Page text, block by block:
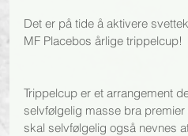
Det er på tide å aktivere
MF Placebos årlige trippelcup!
Trippelcup er et arrangement
selvfølgelig masse bra
skal selvfølgelig også nevnes